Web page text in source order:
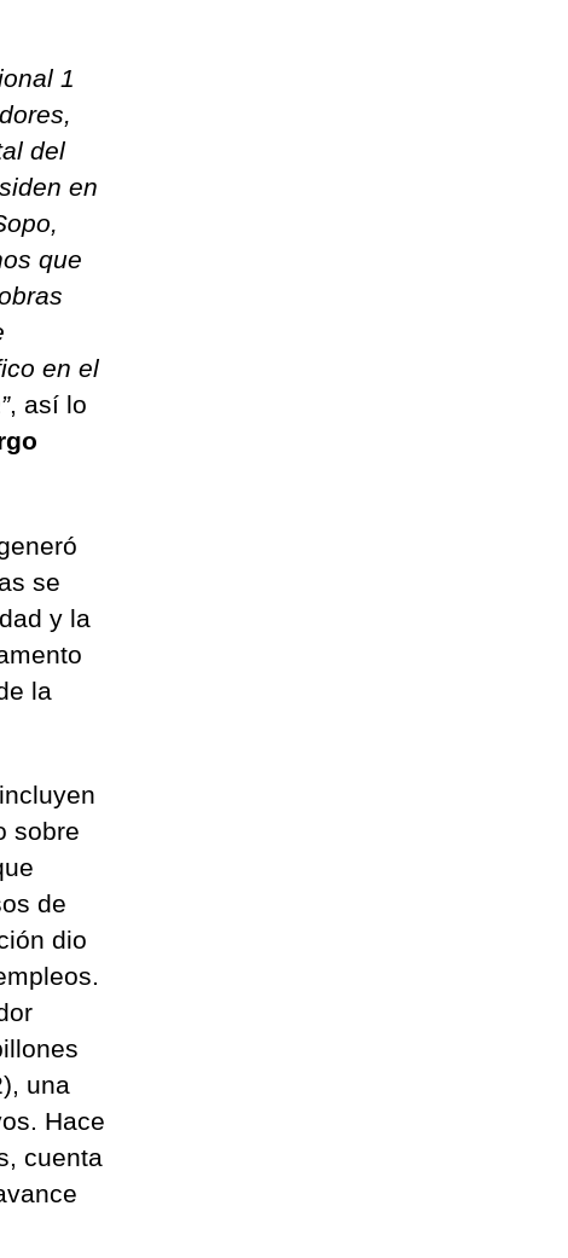
1
del
en
que
en el
, así lo
se
y la
la
sobre
de
dio
una
Hace
cuenta